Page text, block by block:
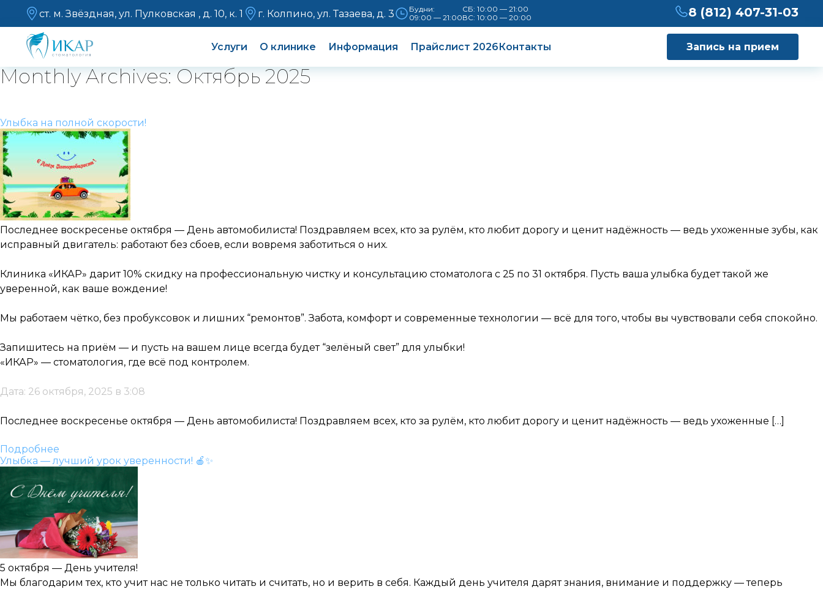
ст. м. Звёздная, ул. Пулковская , д. 10, к. 1 г. Колпино, ул. Тазаева, д. 3
Будни:
09:00 — 21:00
СБ: 10:00 — 21:00
ВС: 10:00 — 20:00
8 (812) 407-31-03
Услуги О клинике Информация Прайслист 2026Контакты Запись на прием
Monthly Archives: Октябрь 2025
Улыбка на полной скорости!
Последнее воскресенье октября — День автомобилиста! Поздравляем всех, кто за рулём, кто любит дорогу и ценит надёжность — ведь ухоженные зубы, как
исправный двигатель: работают без сбоев, если вовремя заботиться о них.
Клиника «ИКАР» дарит 10% скидку на профессиональную чистку и консультацию стоматолога с 25 по 31 октября. Пусть ваша улыбка будет такой же
уверенной, как ваше вождение!
Мы работаем чётко, без пробуксовок и лишних “ремонтов”. Забота, комфорт и современные технологии — всё для того, чтобы вы чувствовали себя спокойно.
Запишитесь на приём — и пусть на вашем лице всегда будет “зелёный свет” для улыбки!
«ИКАР» — стоматология, где всё под контролем.
Дата: 26 октября, 2025 в 3:08
Последнее воскресенье октября — День автомобилиста! Поздравляем всех, кто за рулём, кто любит дорогу и ценит надёжность — ведь ухоженные […]
Подробнее
Улыбка — лучший урок уверенности! 🍎✨
5 октября — День учителя!
Мы благодарим тех, кто учит нас не только читать и считать, но и верить в себя. Каждый день учителя дарят знания, внимание и поддержку — теперь